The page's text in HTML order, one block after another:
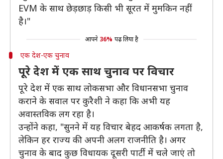
EVM के साथ छेड़छाड़ किसी भी सूरत में मुमकिन नहीं
है।"
आपने 36% पढ़ लिया है
एक देश-एक चुनाव
पूरे देश में एक साथ चुनाव पर विचार
पूरे देश में एक साथ लोकसभा और विधानसभा चुनाव
कराने के सवाल पर कुरैशी ने कहा कि अभी यह
अवास्तविक लग रहा है।
उन्होंने कहा, "सुनने में यह विचार बेहद आकर्षक लगता है,
लेकिन हर राज्य की अपनी अलग राजनीति है। अगर
चुनाव के बाद कुछ विधायक दूसरी पार्टी में चले जाएं तो